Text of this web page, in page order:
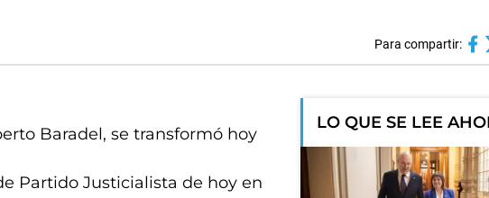
Para compartir:
Baradel, se transformó hoy
Partido Justicialista de hoy en
LO QUE SE LEE